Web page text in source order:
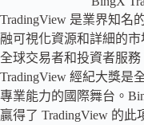
TradingView 是業界知名
融可視化資源和詳細的
全球交易者和投資者服
TradingView 經紀大獎是
專業能力的國際舞台。
贏得了 TradingView 的此